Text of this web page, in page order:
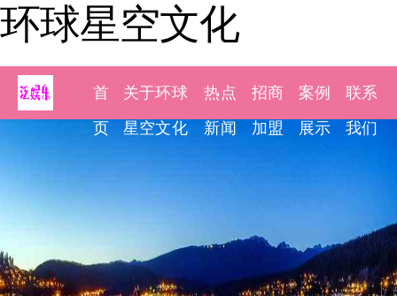
环球星空文化
首
页
关于环球
星空文化
热点
新闻
招商
加盟
案例
展示
联系
我们